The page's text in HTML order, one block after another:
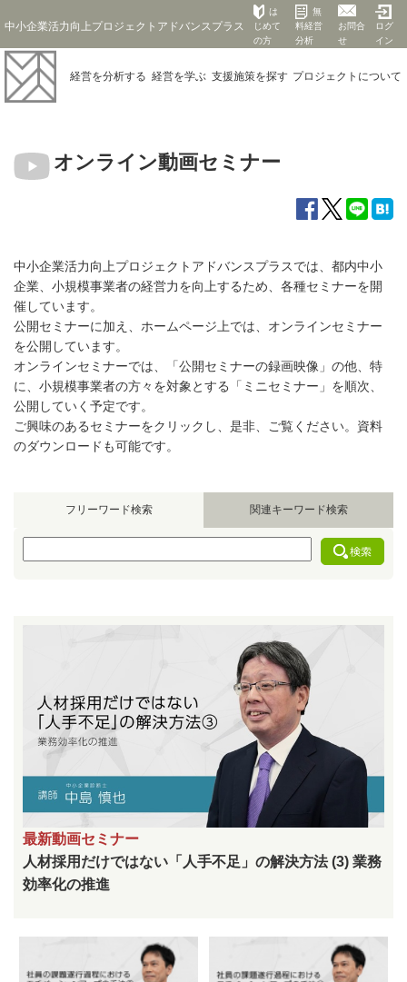
中小企業活力向上プロジェクトアドバンスプラス
は
じめて
の方
無
料経営
分析
お問合
せ
ログ
イン
経営を分析する 経営を学ぶ 支援施策を探す プロジェクト について
オンライン動画セミナー
中小企業活力向上プロジェクトアドバンスプラスでは、都内中小
企業、小規模事業者の経営力を向上するため、各種セミナーを開
催しています。
公開セミナーに加え、ホームページ上では、オンラインセミナー
を公開しています。
オンラインセミナーでは、「公開セミナーの録画映像」の他、特
に、小規模事業者の方々を対象とする「ミニセミナー」を順次、
公開していく予定です。
ご興味のあるセミナーをクリックし、是非、ご覧ください。資料
のダウンロードも可能です。
フリーワード検索 関連キーワード検索
最新動画セミナー
人材採用だけではない「人手不足」の解決方法 (3) 業務
効率化の推進